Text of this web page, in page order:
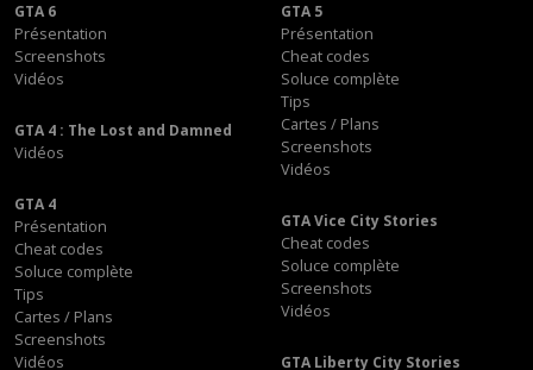
GTA 6
Présentation
Screenshots
Vidéos
GTA 5
Présentation
Cheat codes
Soluce complète
Tips
Cartes / Plans
Screenshots
Vidéos
GTA 4 : The Lost and Damned
Vidéos
GTA 4
Présentation
Cheat codes
Soluce complète
Tips
Cartes / Plans
Screenshots
Vidéos
GTA Vice City Stories
Cheat codes
Soluce complète
Screenshots
Vidéos
GTA Liberty City Stories